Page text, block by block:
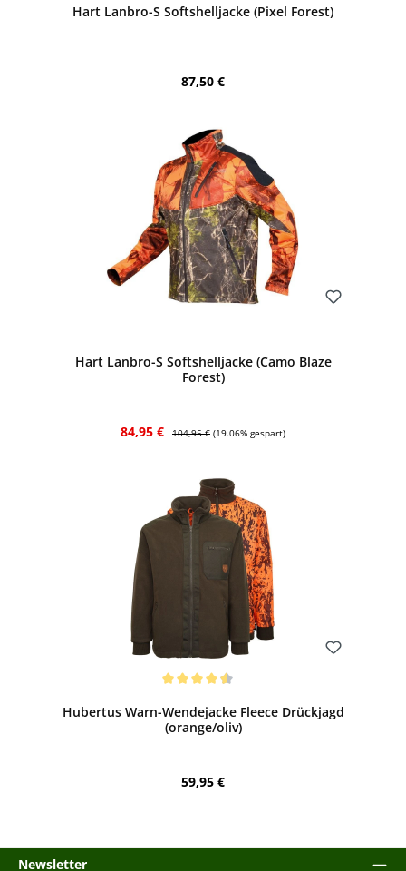
Hart Lanbro-S Softshelljacke (Pixel Forest)
Regulärer Preis:
87,50 €
Hart Lanbro-S Softshelljacke (Camo Blaze
Forest)
Verkaufspreis:
84,95 € Regulärer Preis:
104,95 € (19.06% gespart)
Hubertus Warn-Wendejacke Fleece Drückjagd
(orange/oliv)
Regulärer Preis:
59,95 €
Newsletter